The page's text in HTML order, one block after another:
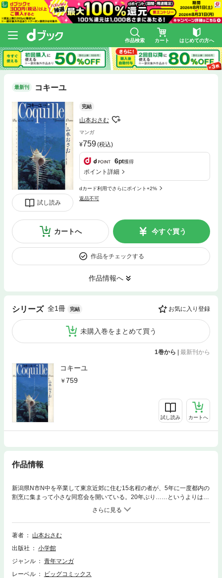
作品検索 カート はじめての方へ
最新刊 コキーユ
試し読み
完結
山本おさむ
マンガ
759(税込)
6pt獲得
ポイント詳細
dカード利用でさらにポイント+2%
返品不可
カートへ 今すぐ買う
作品をチェックする
作品情報へ
シリーズ 全1冊 完結 お気に入り登録
未購入巻をまとめて買う
1巻から | 最新刊から
コキーユ
759
試し読み カートへ
作品情報
新潟県N市N中を卒業して東京近郊に住む15名程の者が、5年に一度都内の
割烹に集まって小さな同窓会を開いている。20年ぶり……というよりは中
学を卒業して初めて同窓会にでた浦山は、同じクラスの早瀬直子と再開し
著者
山本おさむ
出版社
小学館
ジャンル
青年マンガ
レーベル
ビッグコミックス